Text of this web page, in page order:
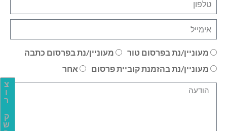
צ
ו
ר
ק
ש
מעוניין/נת בפרסום טור
מעוניין/נת בפרסום כתבה
מעוניין/נת בהזמנת קוביית פרסום
אחר